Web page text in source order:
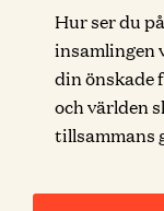
Hur ser du
insamlingen
din önskade
och världen
tillsammans